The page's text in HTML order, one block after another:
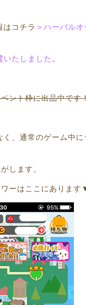
はコチラ ＞ハーバル
たしました。
ント枠に出品中です
、通常のゲーム中に
します。
ーはここにあります